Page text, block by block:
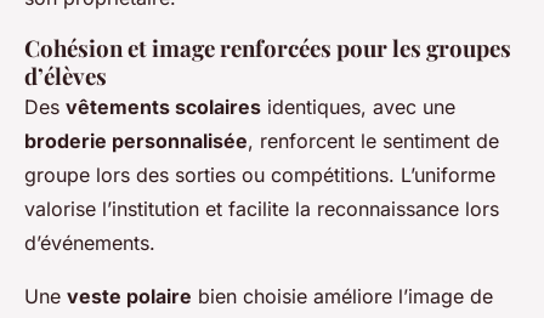
Cohésion et image renforcées pour les groupes
d’élèves
Des vêtements scolaires identiques, avec une
broderie personnalisée, renforcent le sentiment de
groupe lors des sorties ou compétitions. L’uniforme
valorise l’institution et facilite la reconnaissance lors
d’événements.
Une veste polaire bien choisie améliore l’image de